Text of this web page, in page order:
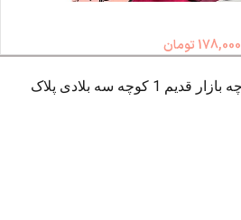
178,000 تومان
بوشهر دهدشتی کوچه بازار قدیم 1 کوچه سه بلادی پلاک